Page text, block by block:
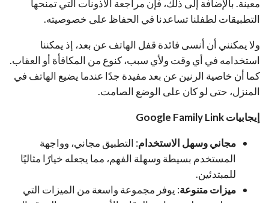
معينة. بالإضافة إلى ذلك، فإن مراجعة الأذونات التي تمنحها
التطبيقات لطفلنا تساعدنا في الحفاظ على خصوصيته.
ولا يمكنني أن أنسى فائدة قفل الهاتف عن بعد، إذ يمكننا
استخدامه في أي وقت ولأي سبب، كنوع من المكافأة أو العقاب.
كما أن خاصية الرنين عن بعد مفيدة جدًا عندما يضيع الهاتف في
المنزل، حتى لو كان على الوضع الصامت.
إيجابيات Google Family Link
مجاني وسهل الاستخدام: التطبيق مجاني، وواجهة
المستخدم بسيطة وسهلة الفهم، مما يجعله خيارًا مثاليًا
للمبتدئين.
ميزات متنوعة: يوفر مجموعة واسعة من الميزات التي